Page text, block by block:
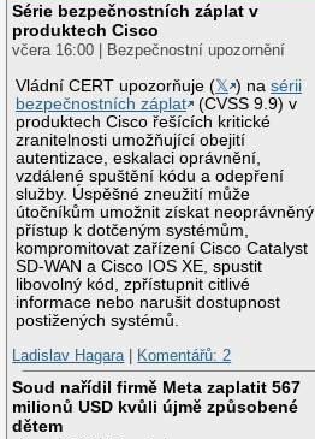
Série bezpečnostních záplat v
produktech Cisco
včera 16:00 | Bezpečnostní upozornění
Vládní CERT upozorňuje (𝕏 ) nasérii
bezpečnostních záplat
(CVSS 9.9) v
produktech Cisco řešících kritické
zranitelnosti umožňující obejití
autentizace, eskalaci oprávnění,
vzdálené spuštění kódu a odepření
služby. Úspěšné zneužití může
útočníkům umožnit získat neoprávněný
přístup k dotčeným systémům,
kompromitovat zařízení Cisco Catalyst
SD-WAN a Cisco IOS XE, spustit
libovolný kód, zpřístupnit citlivé
informace nebo narušit dostupnost
postižených systémů.
Ladislav Hagara| Komentářů: 2
Soud nařídil firmě Meta zaplatit 567
milionů USD kvůli újmě způsobené
dětem